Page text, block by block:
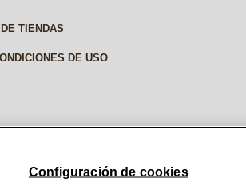
TIENDAS
DE USO
© 2026, BURT'S BEES. ALL RIGHTS RESERVED
Configuración de cookies